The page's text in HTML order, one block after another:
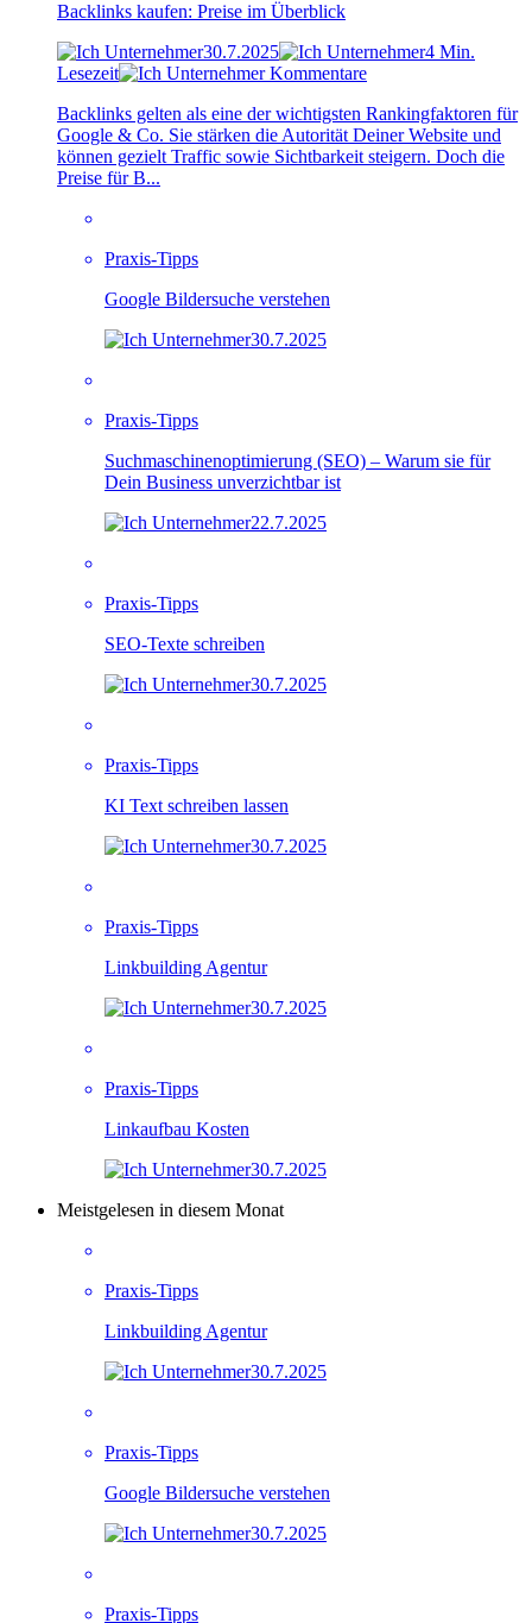
Backlinks kaufen: Preise im Überblick
30.7.2025
4 Min.
Lesezeit
Kommentare
Backlinks gelten als eine der wichtigsten Rankingfaktoren für
Google & Co. Sie stärken die Autorität Deiner Website und
können gezielt Traffic sowie Sichtbarkeit steigern. Doch die
Preise für B...
Praxis-Tipps
Google Bildersuche verstehen
30.7.2025
Praxis-Tipps
Suchmaschinenoptimierung (SEO) – Warum sie für
Dein Business unverzichtbar ist
22.7.2025
Praxis-Tipps
SEO-Texte schreiben
30.7.2025
Praxis-Tipps
KI Text schreiben lassen
30.7.2025
Praxis-Tipps
Linkbuilding Agentur
30.7.2025
Praxis-Tipps
Linkaufbau Kosten
30.7.2025
Meistgelesen in diesem Monat
Praxis-Tipps
Linkbuilding Agentur
30.7.2025
Praxis-Tipps
Google Bildersuche verstehen
30.7.2025
Praxis-Tipps